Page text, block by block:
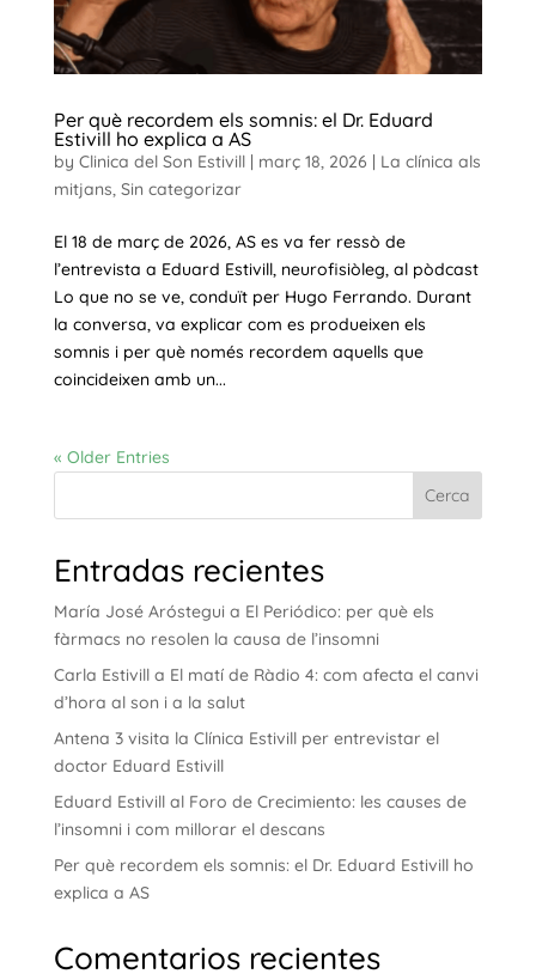
Per què recordem els somnis: el Dr. Eduard
Estivill ho explica a AS
by Clinica del Son Estivill| març 18, 2026
La clínica als
mitjans, Sin categorizar
El 18 de març de 2026, AS es va fer ressò de
l’entrevista a Eduard Estivill, neurofisiòleg, al pòdcast
Lo que no se ve, conduït per Hugo Ferrando. Durant
la conversa, va explicar com es produeixen els
somnis i per què només recordem aquells que
coincideixen amb un...
« Older Entries
Cerca
Entradas recientes
María José Aróstegui a El Periódico: per què els
fàrmacs no resolen la causa de l’insomni
Carla Estivill a El matí de Ràdio 4: com afecta el canvi
d’hora al son i a la salut
Antena 3 visita la Clínica Estivill per entrevistar el
doctor Eduard Estivill
Eduard Estivill al Foro de Crecimiento: les causes de
l’insomni i com millorar el descans
Per què recordem els somnis: el Dr. Eduard Estivill ho
explica a AS
Comentarios recientes